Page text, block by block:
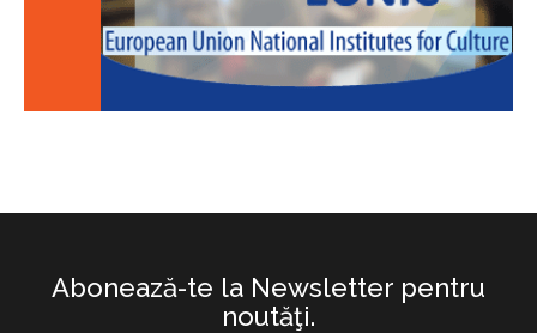
Abonează-te la Newsletter pentru
noutăţi.